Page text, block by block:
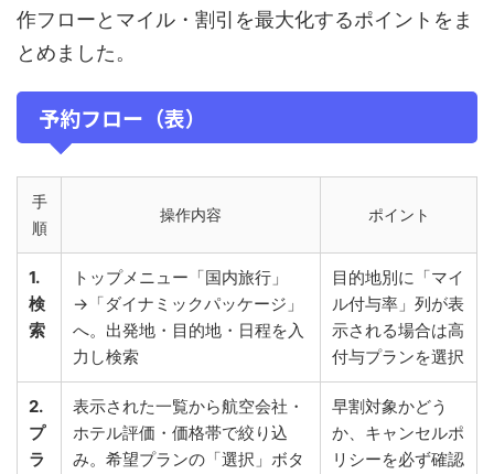
作フローとマイル・割引を最大化するポイントをま
とめました。
予約フロー（表）
手
順
操作内容 ポイント
1.
検
索
トップメニュー「国内旅行」
→「ダイナミックパッケージ」
へ。出発地・目的地・日程を入
力し検索
目的地別に「マイ
ル付与率」列が表
示される場合は高
付与プランを選択
2.
プ
ラ
表示された一覧から航空会社・
ホテル評価・価格帯で絞り込
み。希望プランの「選択」ボタ
早割対象かどう
か、キャンセルポ
リシーを必ず確認